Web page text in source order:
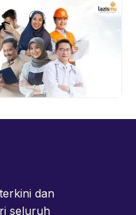
dan
seluruh